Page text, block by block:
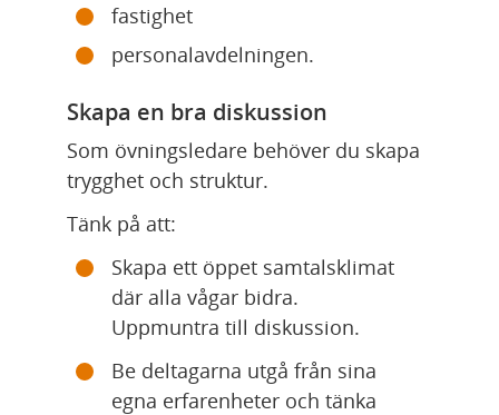
fastighet
personalavdelningen.
Skapa en bra diskussion
Som övningsledare behöver du skapa
trygghet och struktur.
Tänk på att:
Skapa ett öppet samtalsklimat
där alla vågar bidra.
Uppmuntra till diskussion.
Be deltagarna utgå från sina
egna erfarenheter och tänka